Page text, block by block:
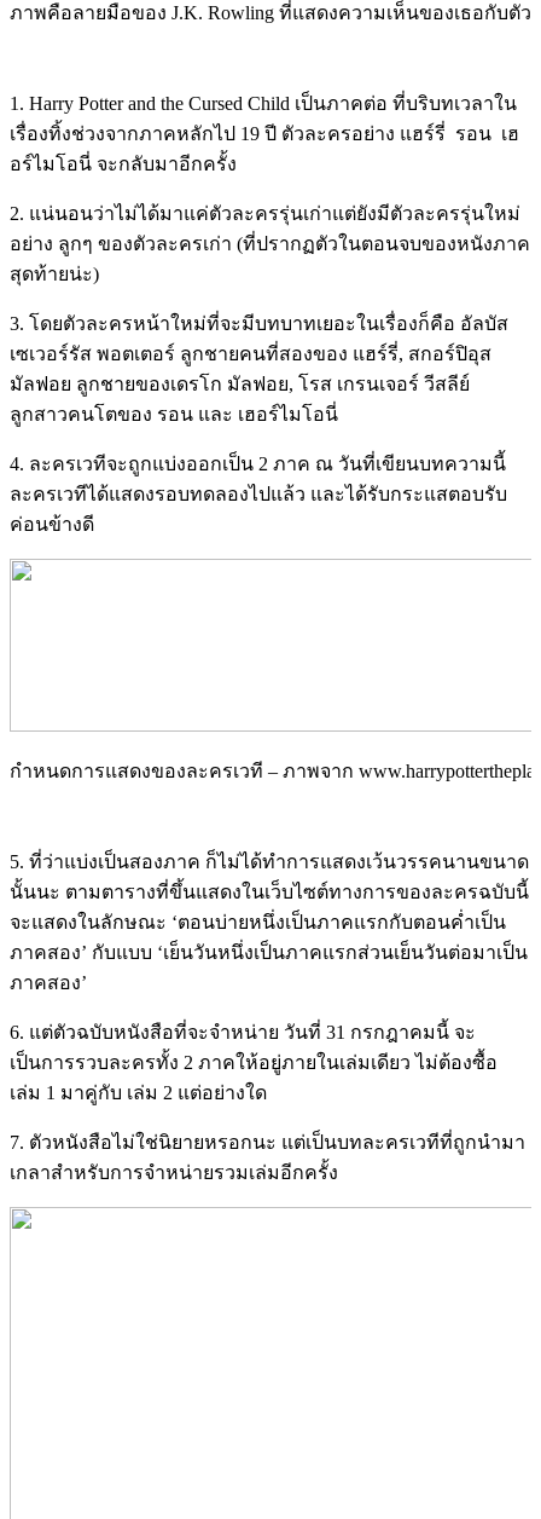
ภาพคือลายมือของ J.K. Rowling ที่แสดงความเห็นของเธอกับตัวล
1. Harry Potter and the Cursed Child เป็นภาคต่อ ที่บริบทเวลาใน
เรื่องทิ้งช่วงจากภาคหลักไป 19 ปี ตัวละครอย่าง แฮร์รี่ รอน เฮ
อร์ไมโอนี่ จะกลับมาอีกครั้ง
2. แน่นอนว่าไม่ได้มาแค่ตัวละครรุ่นเก่าแต่ยังมีตัวละครรุ่นใหม่
อย่าง ลูกๆ ของตัวละครเก่า (ที่ปรากฏตัวในตอนจบของหนังภาค
สุดท้ายน่ะ)
3. โดยตัวละครหน้าใหม่ที่จะมีบทบาทเยอะในเรื่องก็คือ อัลบัส
เซเวอร์รัส พอตเตอร์ ลูกชายคนที่สองของ แฮร์รี่, สกอร์ปิอุส
มัลฟอย ลูกชายของเดรโก มัลฟอย, โรส เกรนเจอร์ วีสลีย์
ลูกสาวคนโตของ รอน และ เฮอร์ไมโอนี่
4. ละครเวทีจะถูกแบ่งออกเป็น 2 ภาค ณ วันที่เขียนบทความนี้
ละครเวทีได้แสดงรอบทดลองไปแล้ว และได้รับกระแสตอบรับ
ค่อนข้างดี
กำหนดการแสดงของละครเวที – ภาพจาก
5. ที่ว่าแบ่งเป็นสองภาค ก็ไม่ได้ทำการแสดงเว้นวรรคนานขนาด
นั้นนะ ตามตารางที่ขึ้นแสดงในเว็บไซต์ทางการของละครฉบับนี้
จะแสดงในลักษณะ ‘ตอนบ่ายหนึ่งเป็นภาคแรกกับตอนค่ำเป็น
ภาคสอง’ กับแบบ ‘เย็นวันหนึ่งเป็นภาคแรกส่วนเย็นวันต่อมาเป็น
ภาคสอง’
6. แต่ตัวฉบับหนังสือที่จะจำหน่าย วันที่ 31 กรกฎาคมนี้ จะ
เป็นการรวบละครทั้ง 2 ภาคให้อยู่ภายในเล่มเดียว ไม่ต้องซื้อ
เล่ม 1 มาคู่กับ เล่ม 2 แต่อย่างใด
7. ตัวหนังสือไม่ใช่นิยายหรอกนะ แต่เป็นบทละครเวทีที่ถูกนำมา
เกลาสำหรับการจำหน่ายรวมเล่มอีกครั้ง